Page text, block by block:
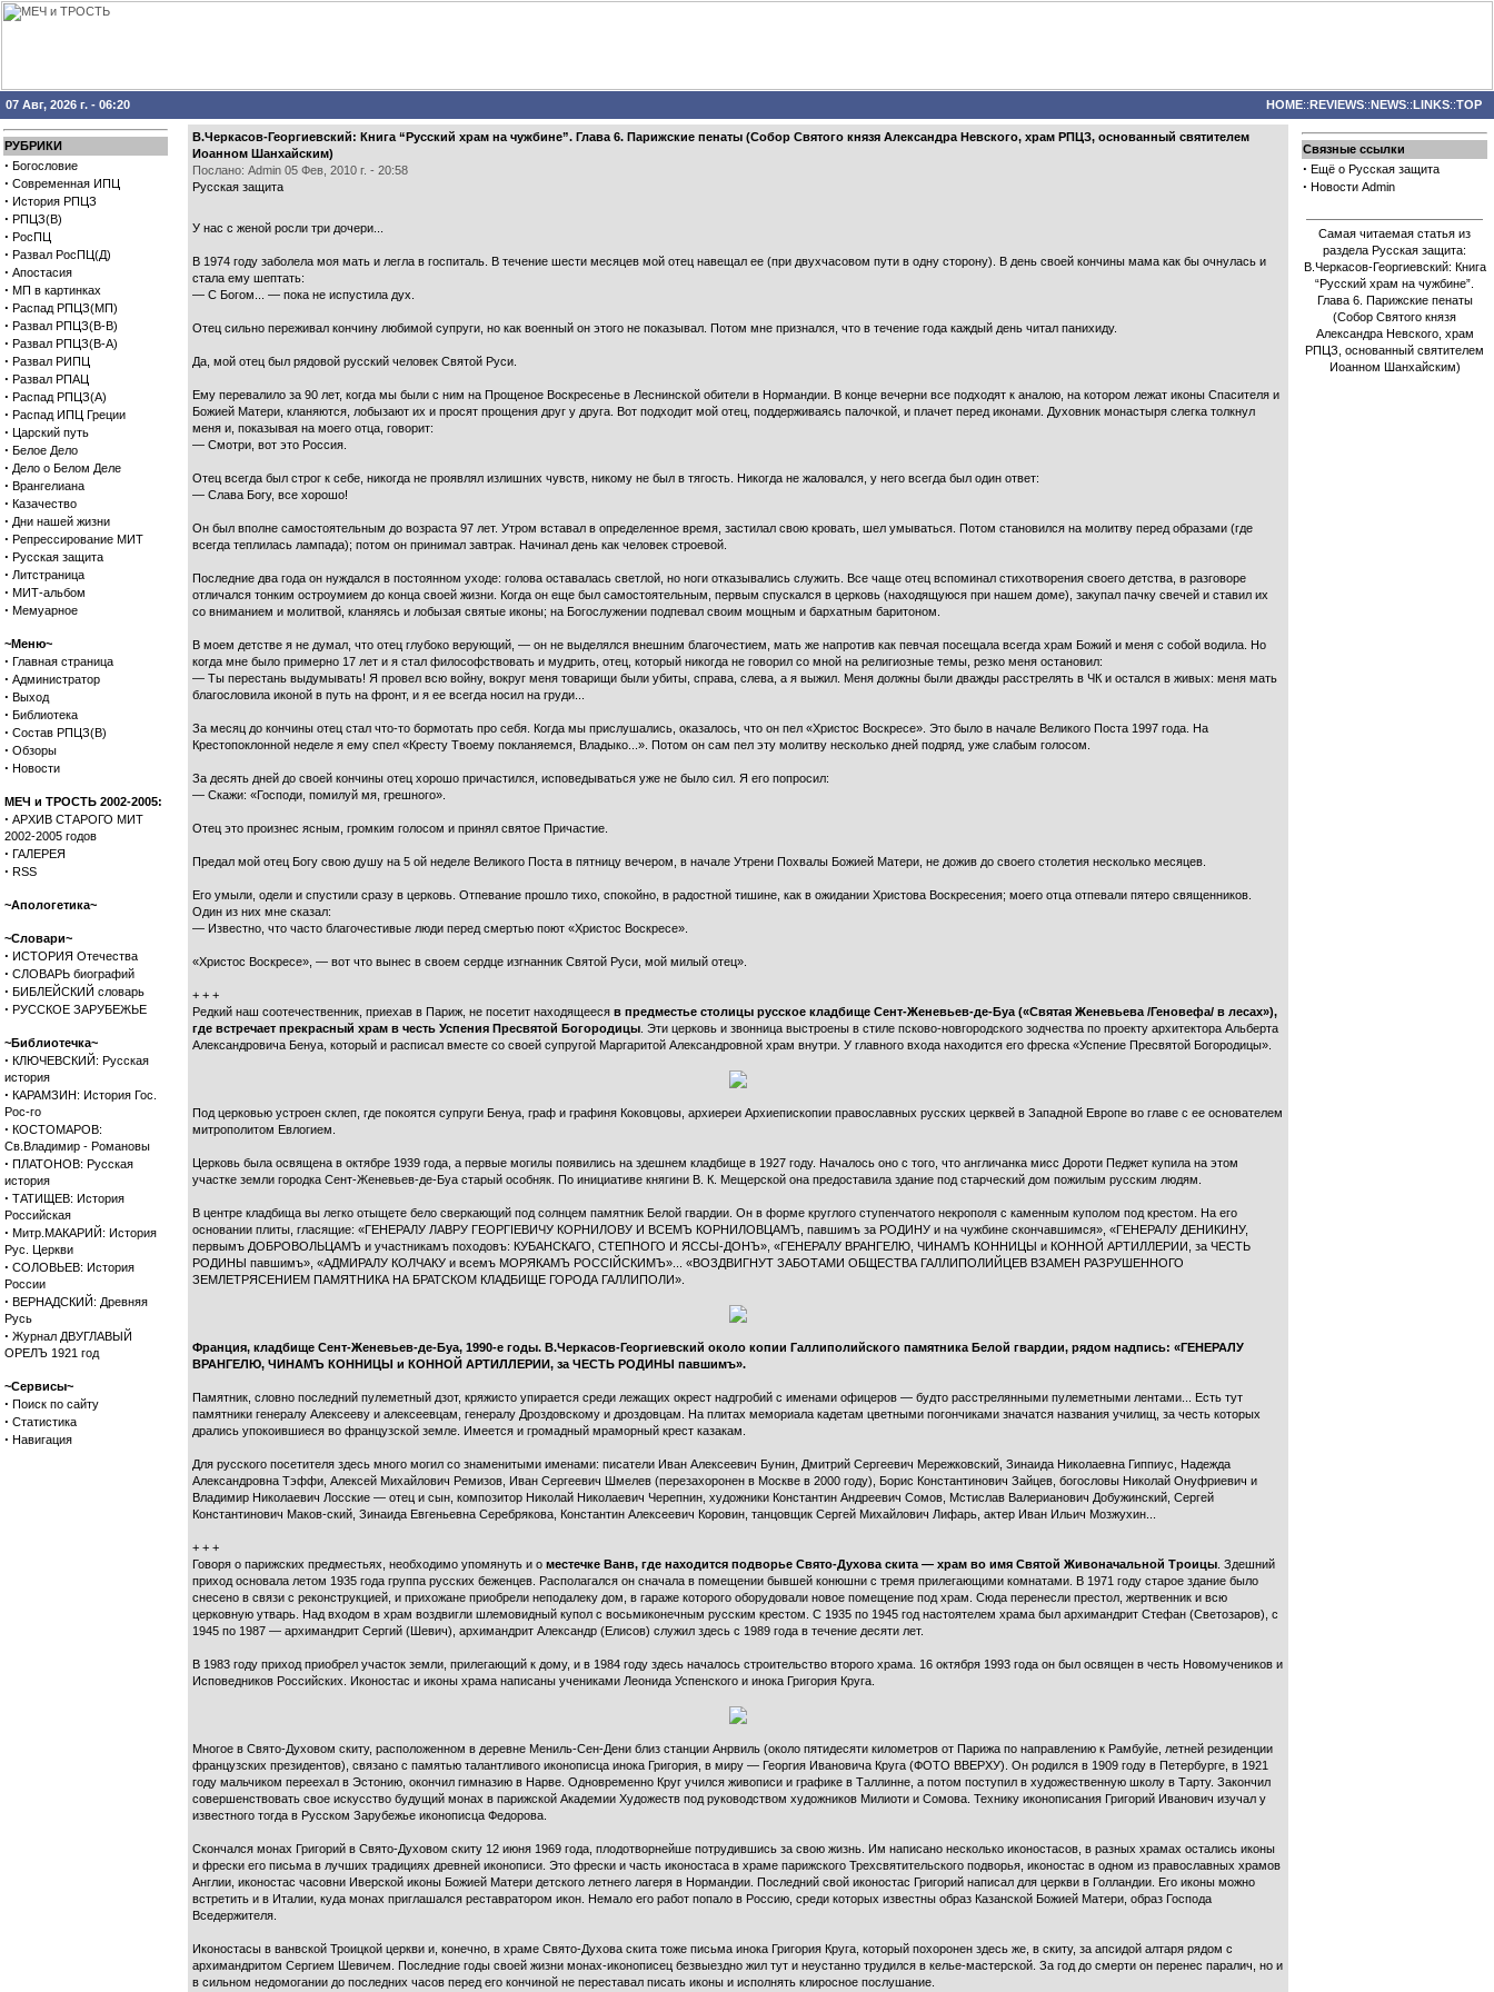
07 Авг, 2026 г. - 06:20 HOME::REVIEWS::NEWS::LINKS::TOP
РУБРИКИ
· Богословие
· Современная ИПЦ
· История РПЦЗ
· РПЦЗ(В)
· РосПЦ
· Развал РосПЦ(Д)
· Апостасия
· МП в картинках
· Распад РПЦЗ(МП)
· Развал РПЦЗ(В-В)
· Развал РПЦЗ(В-А)
· Развал РИПЦ
· Развал РПАЦ
· Распад РПЦЗ(А)
· Распад ИПЦ Греции
· Царский путь
· Белое Дело
· Дело о Белом Деле
· Врангелиана
· Казачество
· Дни нашей жизни
· Репрессирование МИТ
· Русская защита
· Литстраница
· МИТ-альбом
· Мемуарное
~Меню~
· Главная страница
· Администратор
· Выход
· Библиотека
· Состав РПЦЗ(В)
· Обзоры
· Новости
МЕЧ и ТРОСТЬ 2002-2005:
· АРХИВ СТАРОГО МИТ
2002-2005 годов
· ГАЛЕРЕЯ
· RSS
~Апологетика~
~Словари~
· ИСТОРИЯ Отечества
· СЛОВАРЬ биографий
· БИБЛЕЙСКИЙ словарь
· РУССКОЕ ЗАРУБЕЖЬЕ
~Библиотечка~
· КЛЮЧЕВСКИЙ: Русская
история
· КАРАМЗИН: История Гос.
Рос-го
· КОСТОМАРОВ:
Св.Владимир - Романовы
· ПЛАТОНОВ: Русская
история
· ТАТИЩЕВ: История
Российская
· Митр.МАКАРИЙ: История
Рус. Церкви
· СОЛОВЬЕВ: История
России
· ВЕРНАДСКИЙ: Древняя
Русь
· Журнал ДВУГЛАВЫЙ
ОРЕЛЪ 1921 год
~Сервисы~
· Поиск по сайту
· Статистика
· Навигация
В.Черкасов-Георгиевский: Книга “Русский храм на чужбине”. Глава 6. Парижские пенаты (Собор Святого князя Александра Невского, храм РПЦЗ, основанный святителем
Иоанном Шанхайским)
Послано: Admin 05 Фев, 2010 г. - 20:58
Русская защита
У нас с женой росли три дочери...
В 1974 году заболела моя мать и легла в госпиталь. В течение шести месяцев мой отец навещал ее (при двухчасовом пути в одну сторону). В день своей кончины мама как бы очнулась и
стала ему шептать:
— С Богом... — пока не испустила дух.
Отец сильно переживал кончину любимой супруги, но как военный он этого не показывал. Потом мне признался, что в течение года каждый день читал панихиду.
Да, мой отец был рядовой русский человек Святой Руси.
Ему перевалило за 90 лет, когда мы были с ним на Прощеное Воскресенье в Леснинской обители в Нормандии. В конце вечерни все подходят к аналою, на котором лежат иконы Спасителя и
Божией Матери, кланяются, лобызают их и просят прощения друг у друга. Вот подходит мой отец, поддерживаясь палочкой, и плачет перед иконами. Духовник монастыря слегка толкнул
меня и, показывая на моего отца, говорит:
— Смотри, вот это Россия.
Отец всегда был строг к себе, никогда не проявлял излишних чувств, никому не был в тягость. Никогда не жаловался, у него всегда был один ответ:
— Слава Богу, все хорошо!
Он был вполне самостоятельным до возраста 97 лет. Утром вставал в определенное время, застилал свою кровать, шел умываться. Потом становился на молитву перед образами (где
всегда теплилась лампада); потом он принимал завтрак. Начинал день как человек строевой.
Последние два года он нуждался в постоянном уходе: голова оставалась светлой, но ноги отказывались служить. Все чаще отец вспоминал стихотворения своего детства, в разговоре
отличался тонким остроумием до конца своей жизни. Когда он еще был самостоятельным, первым спускался в церковь (находящуюся при нашем доме), закупал пачку свечей и ставил их
со вниманием и молитвой, кланяясь и лобызая святые иконы; на Богослужении подпевал своим мощным и бархатным баритоном.
В моем детстве я не думал, что отец глубоко верующий, — он не выделялся внешним благочестием, мать же напротив как певчая посещала всегда храм Божий и меня с собой водила. Но
когда мне было примерно 17 лет и я стал философствовать и мудрить, отец, который никогда не говорил со мной на религиозные темы, резко меня остановил:
— Ты перестань выдумывать! Я провел всю войну, вокруг меня товарищи были убиты, справа, слева, а я выжил. Меня должны были дважды расстрелять в ЧК и остался в живых: меня мать
благословила иконой в путь на фронт, и я ее всегда носил на груди...
За месяц до кончины отец стал что-то бормотать про себя. Когда мы прислушались, оказалось, что он пел «Христос Воскресе». Это было в начале Великого Поста 1997 года. На
Крестопоклонной неделе я ему спел «Кресту Твоему покланяемся, Владыко...». Потом он сам пел эту молитву несколько дней подряд, уже слабым голосом.
За десять дней до своей кончины отец хорошо причастился, исповедываться уже не было сил. Я его попросил:
— Скажи: «Господи, помилуй мя, грешного».
Отец это произнес ясным, громким голосом и принял святое Причастие.
Предал мой отец Богу свою душу на 5 ой неделе Великого Поста в пятницу вечером, в начале Утрени Похвалы Божией Матери, не дожив до своего столетия несколько месяцев.
Его умыли, одели и спустили сразу в церковь. Отпевание прошло тихо, спокойно, в радостной тишине, как в ожидании Христова Воскресения; моего отца отпевали пятеро священников.
Один из них мне сказал:
— Известно, что часто благочестивые люди перед смертью поют «Христос Воскресе».
«Христос Воскресе», — вот что вынес в своем сердце изгнанник Святой Руси, мой милый отец».
+ + +
Редкий наш соотечественник, приехав в Париж, не посетит находящееся в предместье столицы русское кладбище Сент-Женевьев-де-Буа («Святая Женевьева /Геновефа/ в лесах»),
где встречает прекрасный храм в честь Успения Пресвятой Богородицы . Эти церковь и звонница выстроены в стиле псково-новгородского зодчества по проекту архитектора Альберта
Александровича Бенуа, который и расписал вместе со своей супругой Маргаритой Александровной храм внутри. У главного входа находится его фреска «Успение Пресвятой Богородицы».
Под церковью устроен склеп, где покоятся супруги Бенуа, граф и графиня Коковцовы, архиереи Архиепископии православных русских церквей в Западной Европе во главе с ее основателем
митрополитом Евлогием.
Церковь была освящена в октябре 1939 года, а первые могилы появились на здешнем кладбище в 1927 году. Началось оно с того, что англичанка мисс Дороти Педжет купила на этом
участке земли городка Сент-Женевьев-де-Буа старый особняк. По инициативе княгини В. К. Мещерской она предоставила здание под старческий дом пожилым русским людям.
В центре кладбища вы легко отыщете бело сверкающий под солнцем памятник Белой гвардии. Он в форме круглого ступенчатого некрополя с каменным куполом под крестом. На его
основании плиты, гласящие: «ГЕНЕРАЛУ ЛАВРУ ГЕОРГIЕВИЧУ КОРНИЛОВУ И ВСЕМЪ КОРНИЛОВЦАМЪ, павшимъ за РОДИНУ и на чужбине скончавшимся», «ГЕНЕРАЛУ ДЕНИКИНУ,
первымъ ДОБРОВОЛЬЦАМЪ и участникамъ походовъ: КУБАНСКАГО, СТЕПНОГО И ЯССЫ-ДОНЪ», «ГЕНЕРАЛУ ВРАНГЕЛЮ, ЧИНАМЪ КОННИЦЫ и КОННОЙ АРТИЛЛЕРИИ, за ЧЕСТЬ
РОДИНЫ павшимъ», «АДМИРАЛУ КОЛЧАКУ и всемъ МОРЯКАМЪ РОССIЙСКИМЪ»... «ВОЗДВИГНУТ ЗАБОТАМИ ОБЩЕСТВА ГАЛЛИПОЛИЙЦЕВ ВЗАМЕН РАЗРУШЕННОГО
ЗЕМЛЕТРЯСЕНИЕМ ПАМЯТНИКА НА БРАТСКОМ КЛАДБИЩЕ ГОРОДА ГАЛЛИПОЛИ».
Франция, кладбище Сент-Женевьев-де-Буа, 1990-е годы. В.Черкасов-Георгиевский около копии Галлиполийского памятника Белой гвардии, рядом надпись: «ГЕНЕРАЛУ
ВРАНГЕЛЮ, ЧИНАМЪ КОННИЦЫ и КОННОЙ АРТИЛЛЕРИИ, за ЧЕСТЬ РОДИНЫ павшимъ».
Памятник, словно последний пулеметный дзот, кряжисто упирается среди лежащих окрест надгробий с именами офицеров — будто расстрелянными пулеметными лентами... Есть тут
памятники генералу Алексееву и алексеевцам, генералу Дроздовскому и дроздовцам. На плитах мемориала кадетам цветными погончиками значатся названия училищ, за честь которых
дрались упокоившиеся во французской земле. Имеется и громадный мраморный крест казакам.
Для русского посетителя здесь много могил со знаменитыми именами: писатели Иван Алексеевич Бунин, Дмитрий Сергеевич Мережковский, Зинаида Николаевна Гиппиус, Надежда
Александровна Тэффи, Алексей Михайлович Ремизов, Иван Сергеевич Шмелев (перезахоронен в Москве в 2000 году), Борис Константинович Зайцев, богословы Николай Онуфриевич и
Владимир Николаевич Лосские — отец и сын, композитор Николай Николаевич Черепнин, художники Константин Андреевич Сомов, Мстислав Валерианович Добужинский, Сергей
Константинович Маков-ский, Зинаида Евгеньевна Серебрякова, Константин Алексеевич Коровин, танцовщик Сергей Михайлович Лифарь, актер Иван Ильич Мозжухин...
+ + +
Говоря о парижских предместьях, необходимо упомянуть и о местечке Ванв, где находится подворье Свято-Духова скита — храм во имя Святой Живоначальной Троицы . Здешний
приход основала летом 1935 года группа русских беженцев. Располагался он сначала в помещении бывшей конюшни с тремя прилегающими комнатами. В 1971 году старое здание было
снесено в связи с реконструкцией, и прихожане приобрели неподалеку дом, в гараже которого оборудовали новое помещение под храм. Сюда перенесли престол, жертвенник и всю
церковную утварь. Над входом в храм воздвигли шлемовидный купол с восьмиконечным русским крестом. С 1935 по 1945 год настоятелем храма был архимандрит Стефан (Светозаров), с
1945 по 1987 — архимандрит Сергий (Шевич), архимандрит Александр (Елисов) служил здесь с 1989 года в течение десяти лет.
В 1983 году приход приобрел участок земли, прилегающий к дому, и в 1984 году здесь началось строительство второго храма. 16 октября 1993 года он был освящен в честь Новомучеников и
Исповедников Российских. Иконостас и иконы храма написаны учениками Леонида Успенского и инока Григория Круга.
Многое в Свято-Духовом скиту, расположенном в деревне Мениль-Сен-Дени близ станции Анрвиль (около пятидесяти километров от Парижа по направлению к Рамбуйе, летней резиденции
французских президентов), связано с памятью талантливого иконописца инока Григория, в миру — Георгия Ивановича Круга (ФОТО ВВЕРХУ). Он родился в 1909 году в Петербурге, в 1921
году мальчиком переехал в Эстонию, окончил гимназию в Нарве. Одновременно Круг учился живописи и графике в Таллинне, а потом поступил в художественную школу в Тарту. Закончил
совершенствовать свое искусство будущий монах в парижской Академии Художеств под руководством художников Милиоти и Сомова. Технику иконописания Григорий Иванович изучал у
известного тогда в Русском Зарубежье иконописца Федорова.
Скончался монах Григорий в Свято-Духовом скиту 12 июня 1969 года, плодотворнейше потрудившись за свою жизнь. Им написано несколько иконостасов, в разных храмах остались иконы
и фрески его письма в лучших традициях древней иконописи. Это фрески и часть иконостаса в храме парижского Трехсвятительского подворья, иконостас в одном из православных храмов
Англии, иконостас часовни Иверской иконы Божией Матери детского летнего лагеря в Нормандии. Последний свой иконостас Григорий написал для церкви в Голландии. Его иконы можно
встретить и в Италии, куда монах приглашался реставратором икон. Немало его работ попало в Россию, среди которых известны образ Казанской Божией Матери, образ Господа
Вседержителя.
Иконостасы в ванвской Троицкой церкви и, конечно, в храме Свято-Духова скита тоже письма инока Григория Круга, который похоронен здесь же, в скиту, за апсидой алтаря рядом с
архимандритом Сергием Шевичем. Последние годы своей жизни монах-иконописец безвыездно жил тут и неустанно трудился в келье-мастерской. За год до смерти он перенес паралич, но и
в сильном недомогании до последних часов перед его кончиной не переставал писать иконы и исполнять клиросное послушание.
Связные ссылки
· Ещё о Русская защита
· Новости Admin
Самая читаемая статья из
раздела Русская защита:
В.Черкасов-Георгиевский: Книга
“Русский храм на чужбине”.
Глава 6. Парижские пенаты
(Собор Святого князя
Александра Невского, храм
РПЦЗ, основанный святителем
Иоанном Шанхайским)